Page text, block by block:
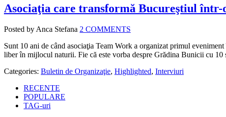
Asociaţia care transformă Bucureştiul într-
Posted by Anca Stefana 2 COMMENTS
Sunt 10 ani de când asociaţia Team Work a organizat primul
liber în mijlocul naturii. Fie că este vorba despre Grădina Bunicii cu
Categories: Buletin de Organizaţie, Highlighted, Interviuri
RECENTE
POPULARE
TAG-uri